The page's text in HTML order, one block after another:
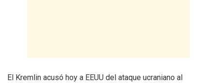
El Kremlin acusó hoy a EEUU del ataque ucraniano al